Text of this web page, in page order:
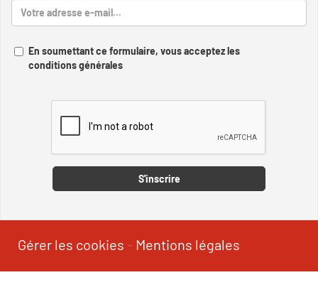
En soumettant ce formulaire, vous acceptez les
conditions générales
S'inscrire
Gérer les cookies - Mentions légales